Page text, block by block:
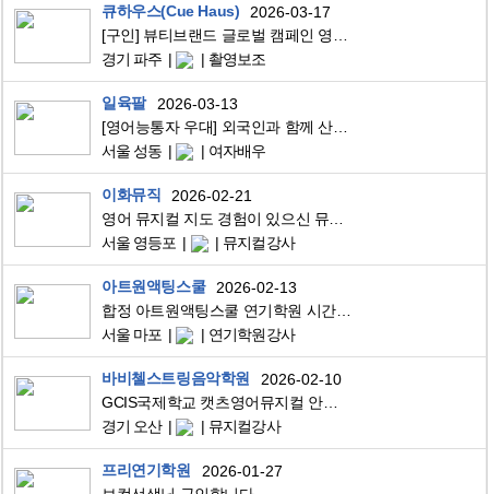
큐하우스(Cue Haus)
2026-03-17
경기 파주
촬영보조
일육팔
2026-03-13
서울 성동
여자배우
이화뮤직
2026-02-21
서울 영등포
뮤지컬강사
아트원액팅스쿨
2026-02-13
합정 아트원액팅스쿨 연기학원 시간 강사 모집합니다.
서울 마포
연기학원강사
바비첼스트링음악학원
2026-02-10
GCIS국제학교 캣츠영어뮤지컬 안무, 보컬강사 구인
경기 오산
뮤지컬강사
프리연기학원
2026-01-27